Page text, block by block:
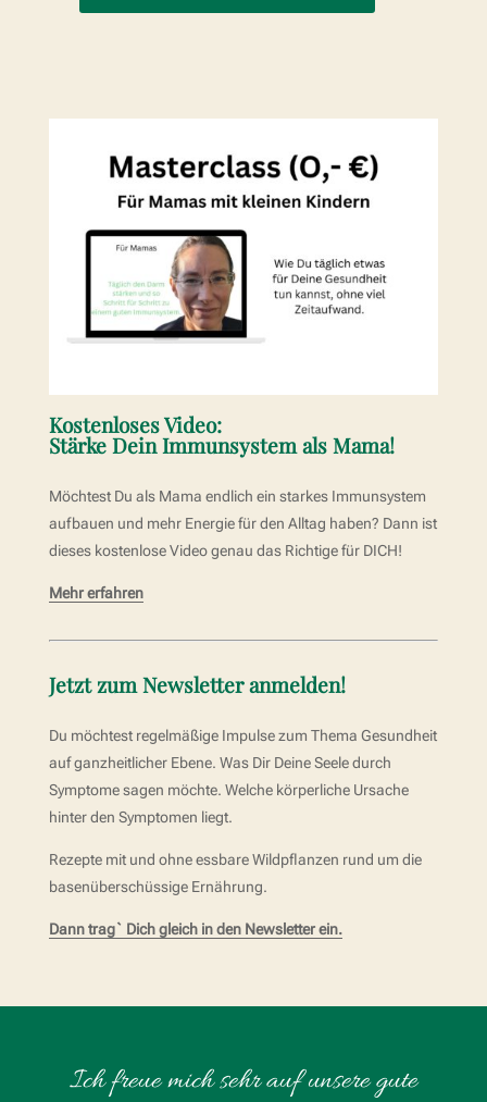
Kostenloses Video:
Stärke Dein Immunsystem als Mama!
Möchtest Du als Mama endlich ein starkes Immunsystem
aufbauen und mehr Energie für den Alltag haben? Dann ist
dieses kostenlose Video genau das Richtige für DICH!
Mehr erfahren
Jetzt zum Newsletter anmelden!
Du möchtest regelmäßige Impulse zum Thema Gesundheit
auf ganzheitlicher Ebene. Was Dir Deine Seele durch
Symptome sagen möchte. Welche körperliche Ursache
hinter den Symptomen liegt.
Rezepte mit und ohne essbare Wildpflanzen rund um die
basenüberschüssige Ernährung.
Dann trag` Dich gleich in den Newsletter ein.
Ich freue mich sehr auf unsere gute